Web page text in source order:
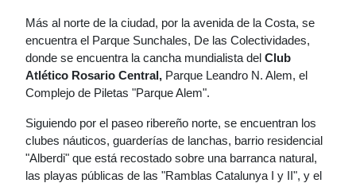
Más al norte de la ciudad, por la avenida de la Costa, se
encuentra el Parque Sunchales, De las Colectividades,
donde se encuentra la cancha mundialista del Club
Atlético Rosario Central, Parque Leandro N. Alem, el
Complejo de Piletas "Parque Alem".
Siguiendo por el paseo ribereño norte, se encuentran los
clubes náuticos, guarderías de lanchas, barrio residencial
"Alberdi" que está recostado sobre una barranca natural,
las playas públicas de las "Ramblas Catalunya I y II", y el